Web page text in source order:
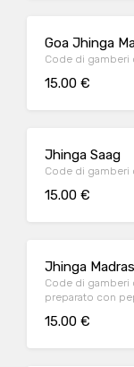
Goa Jhinga
Code di
15.00 €
Jhinga Saag
Code di gamberi
15.00 €
Jhinga
Code di gamberi
preparato con
15.00 €